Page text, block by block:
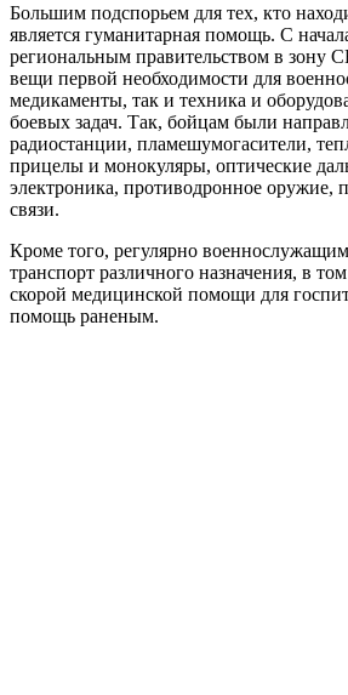
Большим подспорьем для тех, кто
является гуманитарная помощь. С
региональным правительством в зону
вещи первой необходимости для
медикаменты, так и техника и
боевых задач. Так, бойцам были
радиостанции, пламешумогасители,
прицелы и монокуляры, оптические
электроника, противодронное оружие,
связи.
Кроме того, регулярно военнослужащим
транспорт различного назначения, в
скорой медицинской помощи для
помощь раненым.